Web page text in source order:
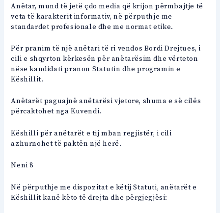
Anëtar, mund të jetë çdo media që krijon përmbajtje të
veta të karakterit informativ, në përputhje me
standardet profesionale dhe me normat etike.
Për pranim të një anëtari të ri vendos Bordi Drejtues, i
cili e shqyrton kërkesën për anëtarësim dhe vërteton
nëse kandidati pranon Statutin dhe programin e
Këshillit.
Anëtarët paguajnë anëtarësi vjetore, shuma e së cilës
përcaktohet nga Kuvendi.
Këshilli për anëtarët e tij mban regjistër, i cili
azhurnohet të paktën një herë.
Neni 8
Në përputhje me dispozitat e këtij Statuti, anëtarët e
Këshillit kanë këto të drejta dhe përgjegjësi: